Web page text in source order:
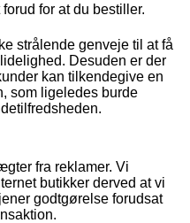
for at du bestiller.
strålende genveje til at få
Desuden er der
kan tilkendegive en
som ligeledes burde
fra reklamer. Vi
butikker derved at vi
godtgørelse forudsat